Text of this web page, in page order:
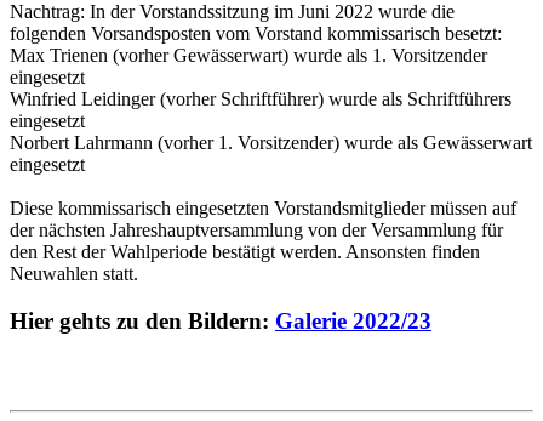
Nachtrag: In der Vorstandssitzung im Juni 2022 wurde die
folgenden Vorsandsposten vom Vorstand kommissarisch besetzt:
Max Trienen (vorher Gewässerwart) wurde als 1. Vorsitzender
eingesetzt
Winfried Leidinger (vorher Schriftführer) wurde als Schriftführers
eingesetzt
Norbert Lahrmann (vorher 1. Vorsitzender) wurde als Gewässerwart
eingesetzt
Diese kommissarisch eingesetzten Vorstandsmitglieder müssen auf
der nächsten Jahreshauptversammlung von der Versammlung für
den Rest der Wahlperiode bestätigt werden. Ansonsten finden
Neuwahlen statt.
Hier gehts zu den Bildern: Galerie 2022/23